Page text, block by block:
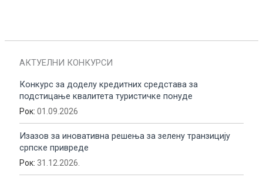
АКТУЕЛНИ КОНКУРСИ
Конкурс за доделу кредитних средстава за
подстицање квалитета туристичке понуде
Рок: 01.09.2026
Изазов за иновативна решења за зелену транзицију
српске привреде
Рок: 31.12.2026.